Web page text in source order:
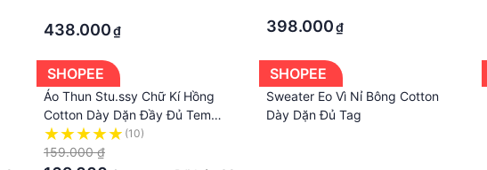
438.000₫ 398.000₫
SHOPEE
Áo Thun Stu.ssy Chữ Kí Hồng
Cotton Dày Dặn Đầy Đủ Tem
Tag
(10)
159.000 ₫
SHOPEE
Sweater Eo Vì Nỉ Bông Cotton
Dày Dặn Đủ Tag